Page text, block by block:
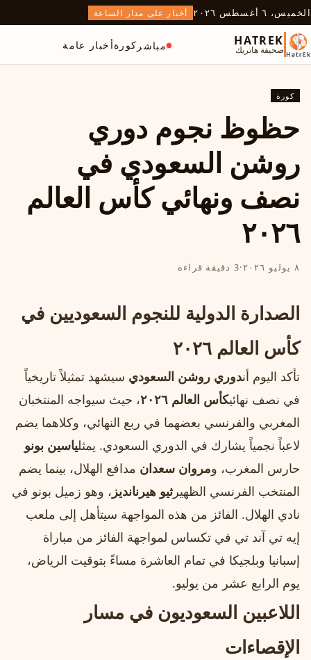
الخميس، ٦ أغسطس ٢٠٢٦ أخبار على مدار الساعة
HATREK
صحيفة هاتريك مباشر كورةأخبار عامة
كورة
حظوظ نجوم دوري
روشن السعودي في
نصف ونهائي كأس العالم
٢٠٢٦
٨ يوليو ٢٠٢٦ ·3 دقيقة قراءة
الصدارة الدولية للنجوم السعوديين في
كأس العالم ٢٠٢٦
تأكد اليوم أندوري روشن السعودي سيشهد تمثيلاً تاريخياً
في نصف نهائيكأس العالم ٢٠٢٦
، حيث سيواجه المنتخبان
المغربي والفرنسي بعضهما في ربع النهائي، وكلاهما يضم
لاعباً نجمياً يشارك في الدوري السعودي. يمثلياسين بونو
حارس المغرب، ومروان سعدان مدافع الهلال، بينما يضم
المنتخب الفرنسي الظهيرثيو هيرنانديز ، وهو زميل بونو في
نادي الهلال. الفائز من هذه المواجهة سيتأهل إلى ملعب
إيه تي آند تي في تكساس لمواجهة الفائز من مباراة
إسبانيا وبلجيكا في تمام العاشرة مساءً بتوقيت الرياض،
يوم الرابع عشر من يوليو.
اللاعبين السعوديون في مسار
الإقصاءات